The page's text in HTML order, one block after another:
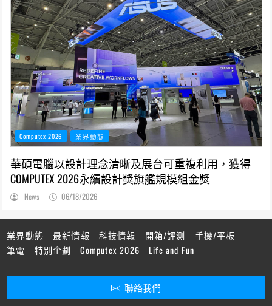
Computex 2026 業界動態
華碩電腦以設計理念清晰及展台可重複利用，獲得
COMPUTEX 2026永續設計獎旗艦規模組金獎
News 06/18/2026
業界動態 最新情報 科技情報 開箱/評測
手機/平板
筆電
特別企劃 Computex 2026 Life and Fun
聯絡我們